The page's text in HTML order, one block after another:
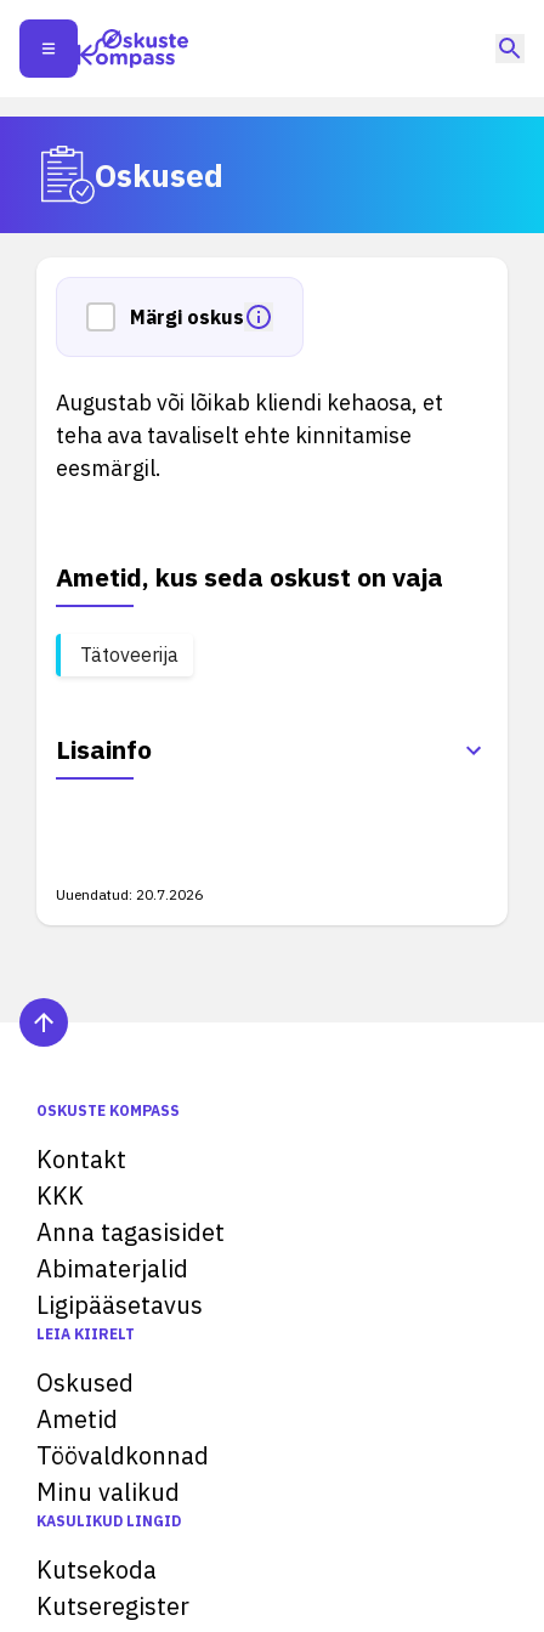
Oskused
Märgi oskus
Augustab või lõikab kliendi kehaosa, et
teha ava tavaliselt ehte kinnitamise
eesmärgil.
Ametid, kus seda oskust on vaja
Tätoveerija
Lisainfo
Uuendatud: 20.7.2026
OSKUSTE KOMPASS
Kontakt
KKK
Anna tagasisidet
Abimaterjalid
Ligipääsetavus
LEIA KIIRELT
Oskused
Ametid
Töövaldkonnad
Minu valikud
KASULIKUD LINGID
Kutsekoda
Kutseregister